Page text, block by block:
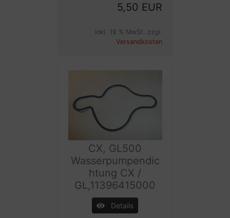
5,50 EUR
inkl. 19 % MwSt. zzgl.
Versandkosten
CX, GL500
Wasserpumpendic
htung CX /
GL,11396415000
Details